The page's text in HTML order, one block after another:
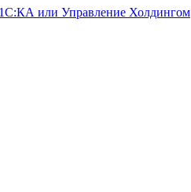
или Управление Холдингом